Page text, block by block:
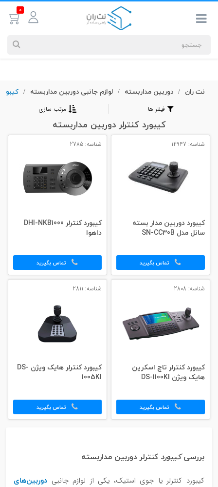
0
جستجوهای
بیشترین
#کابل شبکه
#کابل شبکه لگراند #کابل شبکه نگزنس
نت ران / دوربین مداربسته / لوازم جانبی دوربین مداربسته /
فیلتر ها مرتب سازی
کیبورد کنترلر دوربین مداربسته
شناسه: 12947
کیبورد دوربین مدار بسته
سانل مدل SN-CC30B
تماس بگیرید
شناسه: 2785
کیبورد کنترلر DHI-NKB1000
داهوا
تماس بگیرید
شناسه: 2808
کیبورد کنترلر تاچ اسکرین
هایک ویژن DS-1100KI
تماس بگیرید
شناسه: 2811
کیبورد کنترلر هایک ویژن DS-
1005KI
تماس بگیرید
بررسیکیبورد کنترلر دوربین مداربسته
کیبورد کنترلر یا جوی استیک، یکی از لوازم جانبی دوربین‌های